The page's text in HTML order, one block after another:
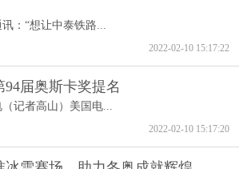
：“想让中泰铁路...
2022-02-10 15:17:22
94届奥斯卡奖提名
记者高山）美国电...
2022-02-10 15:17:20